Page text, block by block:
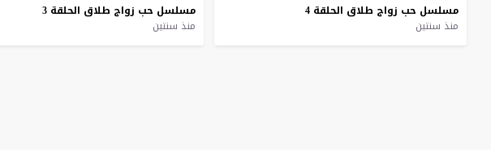
مسلسل حب زواج طلاق الحلقة 4
منذ سنتين
مسلسل حب زواج طلاق الحلقة 3
منذ سنتين